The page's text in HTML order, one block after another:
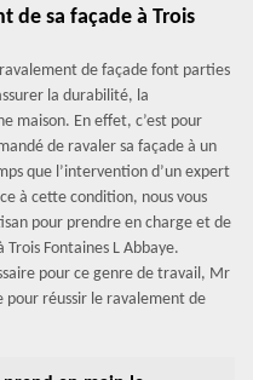
de sa façade à Trois
de façade font parties
la durabilité, la
maison. En effet, c’est pour
de ravaler sa façade à un
que l’intervention d’un expert
à cette condition, nous vous
pour prendre en charge et de
Fontaines L Abbaye.
pour ce genre de travail, Mr
pour réussir le ravalement de